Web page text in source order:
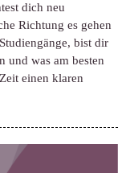
dich neu
Richtung es gehen
bist dir
und was am besten
einen klaren